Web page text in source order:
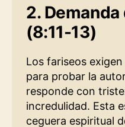
2.
(8:11-13)
Los fariseos
para probar la
responde con
incredulidad. Esta
ceguera espiritual